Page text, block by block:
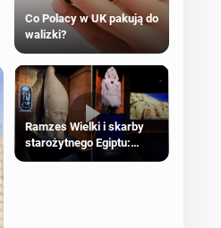
Co Polacy w UK pakują do
walizki?
Ramzes Wielki i skarby
starożytnego Egiptu:
Wyjątkowa wystawa w